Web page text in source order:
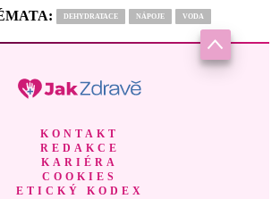
DEHYDRATACE NÁPOJE VODA
KONTAKT
REDAKCE
KARIÉRA
COOKIES
ETICKÝ KODEX